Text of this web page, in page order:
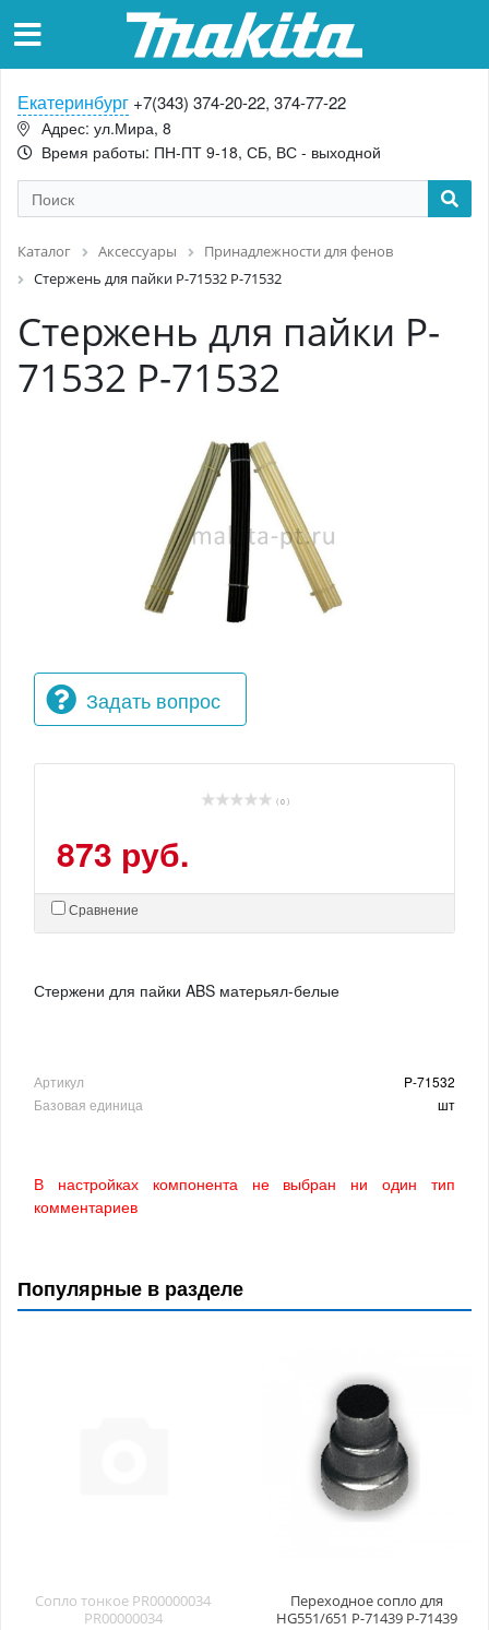
Екатеринбург +7(343) 374-20-22, 374-77-22
Адрес: ул.Мира, 8
Время работы: ПН-ПТ 9-18, СБ, ВС - выходной
Каталог Аксессуары
Принадлежности для фенов
Стержень для пайки P-71532 P-71532
Стержень для пайки P-
71532 P-71532
Задать вопрос
( 0 )
873 руб.
Сравнение
Стержени для пайки ABS матерьял-белые
Артикул
P-71532
Базовая единица
шт
В настройках компонента не выбран ни один тип
комментариев
Популярные в разделе
Сопло тонкое PR00000034
PR00000034
Переходное сопло для
HG551/651 P-71439 P-71439